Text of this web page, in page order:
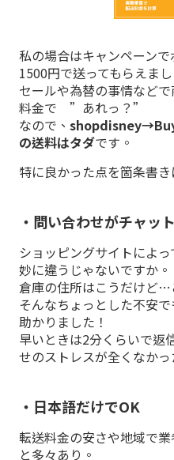
私の場合はキャンペーン
1500円で送ってもらえまし
セールや為替の事情など
料金で ”あれっ？”
なので、
の送料はタダです。
特に良かった点を箇条書き
・問い合わせがチャッ
ショッピングサイトによ
妙に違うじゃないですか。
倉庫の住所はこうだけど
そんなちょっとした不安
助かりました！
早いときは2分くらいで返
せのストレスが全くなかっ
・日本語だけでOK
転送料金の安さや地域で
と多々あり。